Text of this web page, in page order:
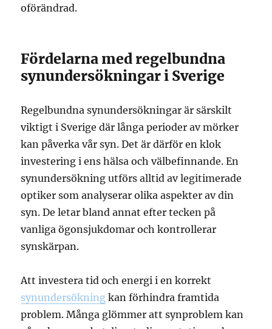
oförändrad.
Fördelarna med regelbundna
synundersökningar i Sverige
Regelbundna synundersökningar är särskilt
viktigt i Sverige där långa perioder av mörker
kan påverka vår syn. Det är därför en klok
investering i ens hälsa och välbefinnande. En
synundersökning utförs alltid av legitimerade
optiker som analyserar olika aspekter av din
syn. De letar bland annat efter tecken på
vanliga ögonsjukdomar och kontrollerar
synskärpan.
Att investera tid och energi i en korrekt
synundersökning kan förhindra framtida
problem. Många glömmer att synproblem kan